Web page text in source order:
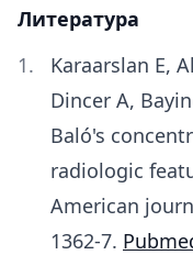
Литература
Karaarslan E,
Dincer A,
Baló's
radiologic
American
1362-7.